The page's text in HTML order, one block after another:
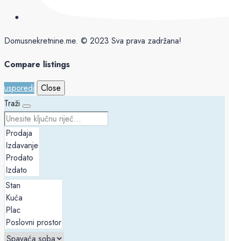
Domusnekretnine.me. © 2023 Sva prava zadržana!
Compare listings
usporedi
Close
Traži